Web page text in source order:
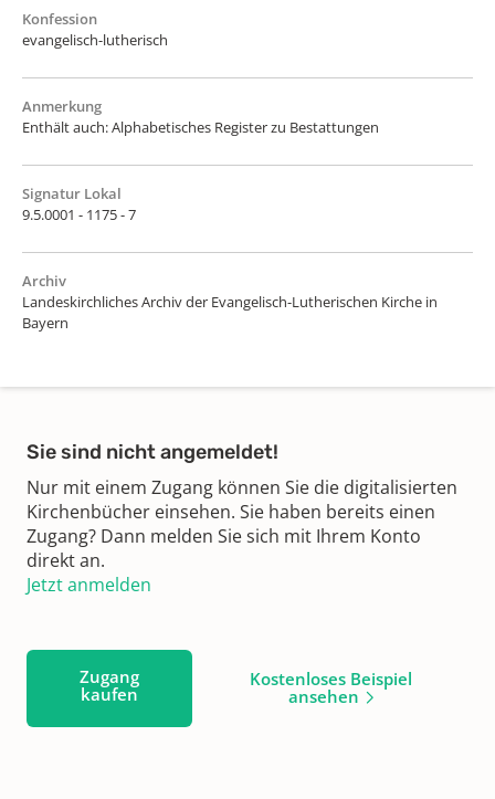
Konfession
evangelisch-lutherisch
Anmerkung
Enthält auch: Alphabetisches Register zu Bestattungen
Signatur Lokal
9.5.0001 - 1175 - 7
Archiv
Landeskirchliches Archiv der Evangelisch-Lutherischen Kirche in
Bayern
Sie sind nicht angemeldet!
Nur mit einem Zugang können Sie die digitalisierten
Kirchenbücher einsehen. Sie haben bereits einen
Zugang? Dann melden Sie sich mit Ihrem Konto
direkt an.
Jetzt anmelden
Zugang
kaufen
Kostenloses Beispiel
ansehen